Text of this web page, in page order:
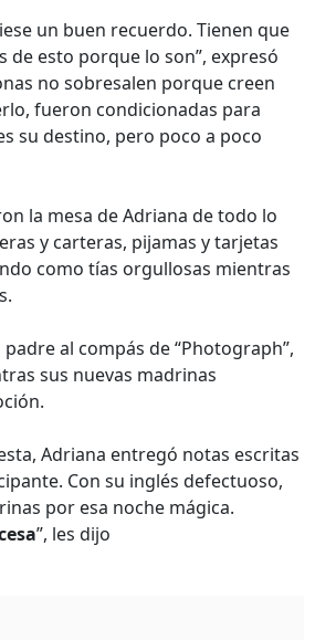
un buen recuerdo. Tienen que
de esto porque lo son”, expresó
no sobresalen porque creen
fueron condicionadas para
su destino, pero poco a poco
la mesa de Adriana de todo lo
y carteras, pijamas y tarjetas
como tías orgullosas mientras
al compás de “Photograph”,
sus nuevas madrinas
Adriana entregó notas escritas
Con su inglés defectuoso,
por esa noche mágica.
”, les dijo